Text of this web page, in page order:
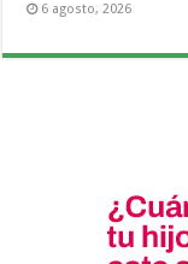
6 agosto, 2026